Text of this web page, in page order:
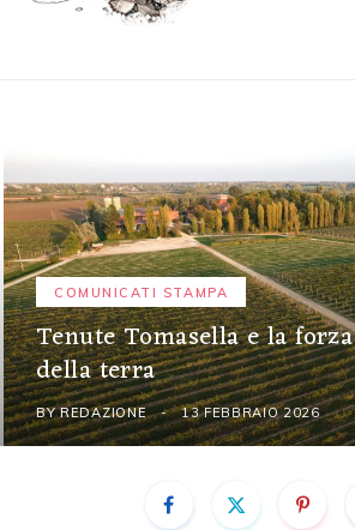
COMUNICATI STAMPA
Tenute Tomasella e la forza
della terra
BY REDAZIONE 13 FEBBRAIO 2026